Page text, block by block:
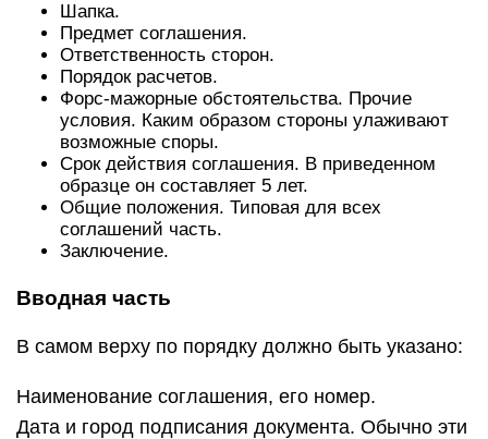
Шапка.
Предмет соглашения.
Ответственность сторон.
Порядок расчетов.
Форс-мажорные обстоятельства. Прочие
условия. Каким образом стороны улаживают
возможные споры.
Срок действия соглашения. В приведенном
образце он составляет 5 лет.
Общие положения. Типовая для всех
соглашений часть.
Заключение.
Вводная часть
В самом верху по порядку должно быть указано:
Наименование соглашения, его номер.
Дата и город подписания документа. Обычно эти